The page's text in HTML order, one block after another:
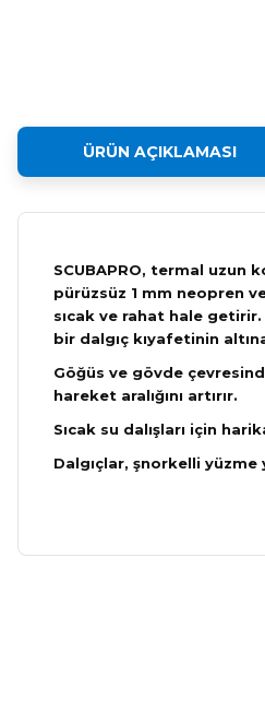
ÜRÜN AÇIKLAMASI
SCUBAPRO, termal uzun
pürüzsüz 1 mm neopren
sıcak ve rahat hale getirir.
bir dalgıç kıyafetinin
Göğüs ve gövde
hareket aralığını artırır.
Sıcak su dalışları için
Dalgıçlar, şnorkelli